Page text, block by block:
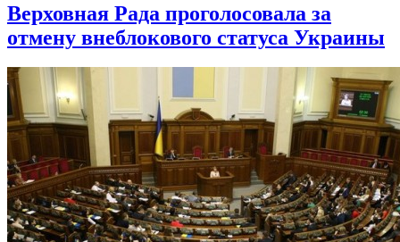
Верховная Рада проголосовала за
отмену внеблокового статуса Украины